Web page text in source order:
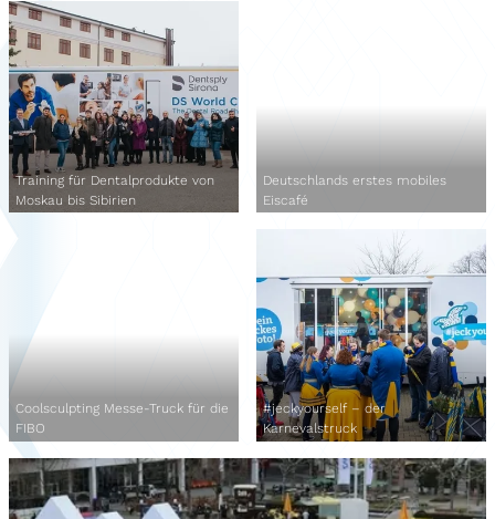
Training für Dentalprodukte von
Moskau bis Sibirien
Deutschlands erstes mobiles
Eiscafé
Coolsculpting Messe-Truck für die
FIBO
#jeckyourself – der
Karnevalstruck